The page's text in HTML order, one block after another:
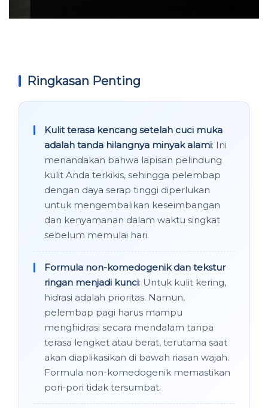
Ringkasan Penting
Kulit terasa kencang setelah cuci muka
adalah tanda hilangnya minyak alami: Ini
menandakan bahwa lapisan pelindung
kulit Anda terkikis, sehingga pelembap
dengan daya serap tinggi diperlukan
untuk mengembalikan keseimbangan
dan kenyamanan dalam waktu singkat
sebelum memulai hari.
Formula non-komedogenik dan tekstur
ringan menjadi kunci: Untuk kulit kering,
hidrasi adalah prioritas. Namun,
pelembap pagi harus mampu
menghidrasi secara mendalam tanpa
terasa lengket atau berat, terutama saat
akan diaplikasikan di bawah riasan wajah.
Formula non-komedogenik memastikan
pori-pori tidak tersumbat.